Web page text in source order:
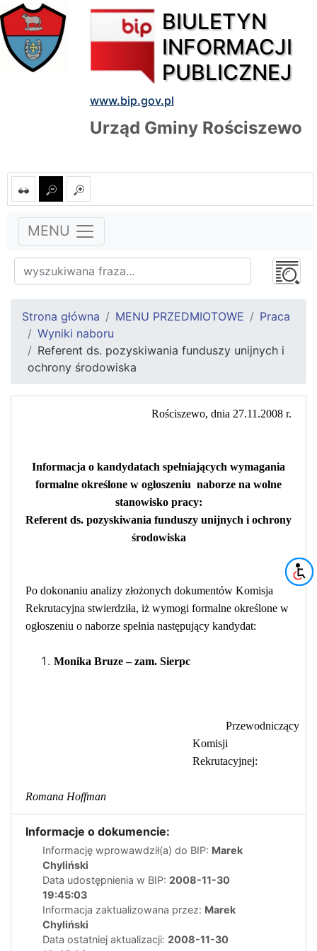
BIULETYN
INFORMACJI
PUBLICZNEJ
www.bip.gov.pl
Urząd Gminy Rościszewo
MENU
Strona główna MENU PRZEDMIOTOWE
Praca
Wyniki naboru
Referent ds. pozyskiwania funduszy unijnych i
ochrony środowiska
Rościszewo, dnia 27.11.2008 r.
Informacja o kandydatach spełniających wymagania
formalne określone w ogłoszeniu naborze na wolne
stanowisko pracy:
Referent ds. pozyskiwania funduszy unijnych i ochrony
środowiska
Po dokonaniu analizy złożonych dokumentów Komisja
Rekrutacyjna stwierdziła, iż wymogi formalne określone w
ogłoszeniu o naborze spełnia następujący kandydat:
Monika Bruze – zam. Sierpc
Przewodniczący
Komisji
Rekrutacyjnej:
Romana Hoffman
Informacje o dokumencie:
Informację wprowawdził(a) do BIP: Marek
Chyliński
Data udostępnienia w BIP: 2008-11-30
19:45:03
Informacja zaktualizowana przez: Marek
Chyliński
Data ostatniej aktualizacji: 2008-11-30